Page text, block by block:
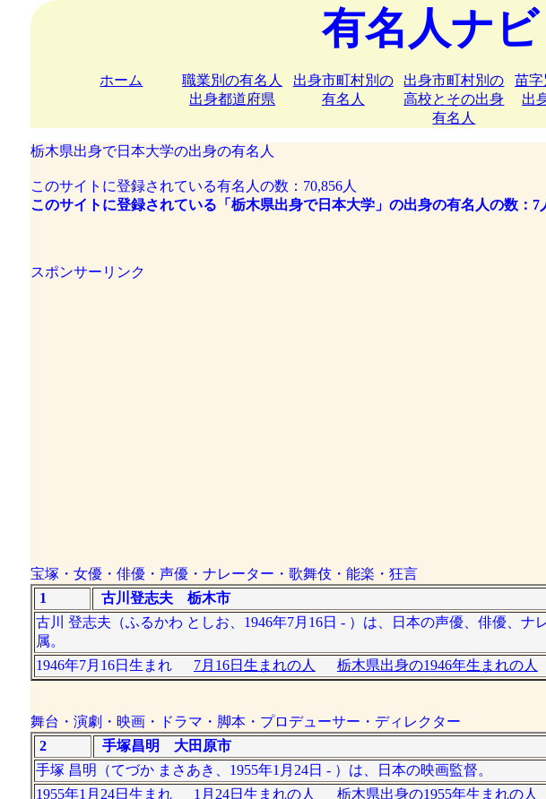
有名人ナ
ホーム
職業別の有名人
出身都道府県
出身市町村別の
有名人
出身市町村別の
高校とその出身
有名人
苗字
出
栃木県出身で日本大学の出身の有名人
このサイトに登録されている有名人の数：70,856人
このサイトに登録されている「栃木県出身で日本大学」の出身の有名人の数：7
スポンサーリンク
宝塚・女優・俳優・声優・ナレーター・歌舞伎・能楽・狂言
1
古川登志夫 栃木市
古川 登志夫（ふるかわ としお、1946年7月16日 - ）は、日本の声優、俳優、
属。
1946年7月16日生まれ 7月16日生まれの人 栃木県出身の1946年生まれの人
舞台・演劇・映画・ドラマ・脚本・プロデューサー・ディレクター
2
手塚昌明 大田原市
手塚 昌明（てづか まさあき、1955年1月24日 - ）は、日本の映画監督。
1955年1月24日生まれ 1月24日生まれの人 栃木県出身の1955年生まれの人